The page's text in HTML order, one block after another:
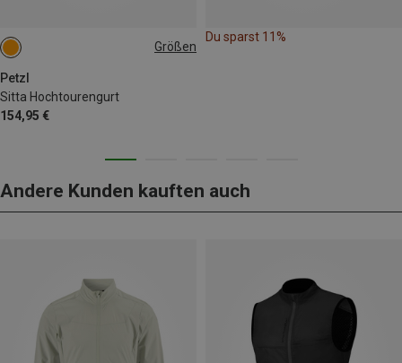
Größen
Petzl
Sitta Hochtourengurt
154,95 €
65-71CM
77-84CM
Du sparst 11%
Andere Kunden kauften auch